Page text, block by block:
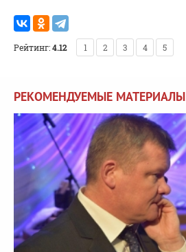
Рейтинг:4.12 1 2 3 4 5
РЕКОМЕНДУЕМЫЕ МАТЕРИАЛЫ